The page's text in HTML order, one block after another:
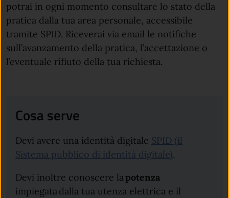
potrai in ogni momento consultare lo stato della
pratica dalla tua area personale, accessibile
tramite SPID. Riceverai via email le notifiche
sull’avanzamento della pratica, l’accettazione o
l’eventuale rifiuto della tua richiesta.
Cosa serve
Devi avere una identità digitale SPID (il
Sistema pubblico di identità digitale).
Devi inoltre conoscere lapotenza
impiegatadalla tua utenza elettrica e il